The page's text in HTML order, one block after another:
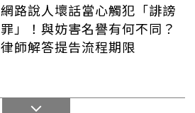
網路說人壞話當心觸犯「誹謗
罪」！與妨害名譽有何不同？
律師解答提告流程期限